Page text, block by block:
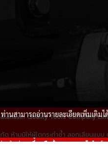
Quality Tools Company
มมิให้ผู้ใดกระทำซ้ำ ลอกเลียนแบบ
นใดส่วนหนึ่งหรือทั้งหมดของเว็บไซ
านสามารถอ่านรายละเอียดเพิ่มเติม